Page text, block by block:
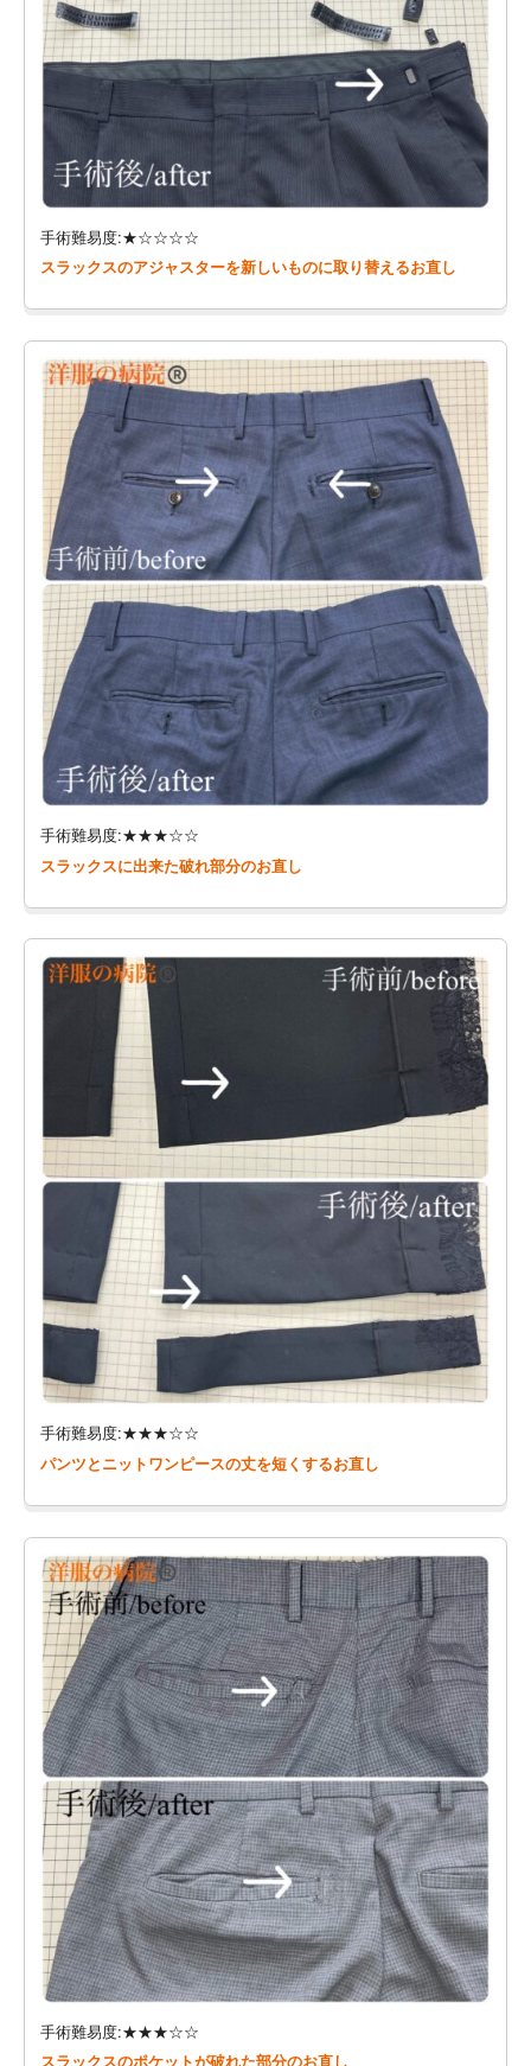
手術難易度:★☆☆☆☆
スラックスのアジャスターを新しいものに取り替えるお直し
手術難易度:★★★☆☆
スラックスに出来た破れ部分のお直し
手術難易度:★★★☆☆
パンツとニットワンピースの丈を短くするお直し
手術難易度:★★★☆☆
スラックスのポケットが破れた部分のお直し